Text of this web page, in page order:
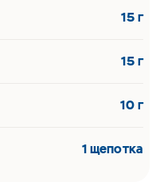
15 г
15 г
10 г
1 щепотка